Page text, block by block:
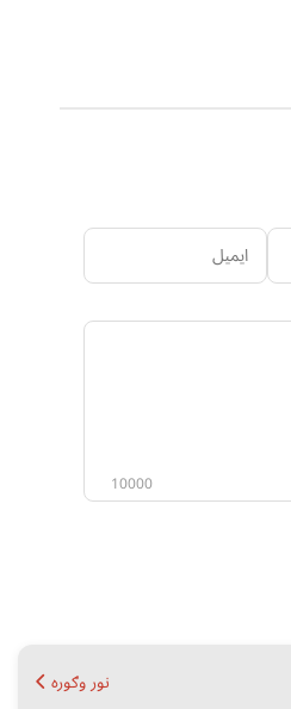
نوم ایمیل
ستاسو
10000
نور وګوره